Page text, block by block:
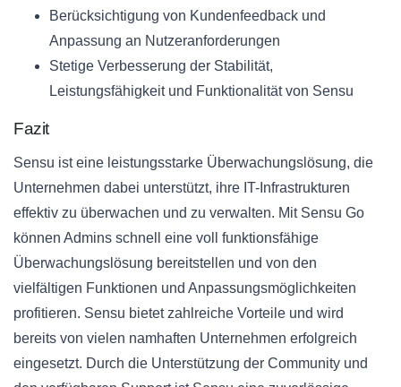
Berücksichtigung von Kundenfeedback und
Anpassung an Nutzeranforderungen
Stetige Verbesserung der Stabilität,
Leistungsfähigkeit und Funktionalität von Sensu
Fazit
Sensu ist eine leistungsstarke Überwachungslösung, die
Unternehmen dabei unterstützt, ihre IT-Infrastrukturen
effektiv zu überwachen und zu verwalten. Mit Sensu Go
können Admins schnell eine voll funktionsfähige
Überwachungslösung bereitstellen und von den
vielfältigen Funktionen und Anpassungsmöglichkeiten
profitieren. Sensu bietet zahlreiche Vorteile und wird
bereits von vielen namhaften Unternehmen erfolgreich
eingesetzt. Durch die Unterstützung der Community und